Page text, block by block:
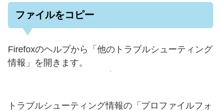
ファイルをコピー
Firefoxのヘルプから「他のトラブルシューティング
情報」を開きます。
トラブルシューティング情報の「プロファイルフォ